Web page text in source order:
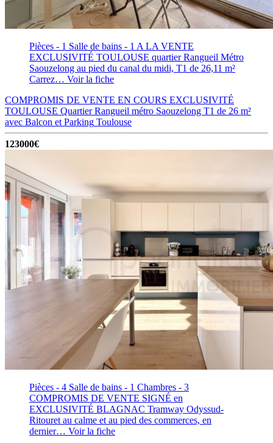
Pièces - 1 Salle de bains - 1 A LA VENTE
EXCLUSIVITÉ TOULOUSE quartier Rangueil Métro
Saouzelong au pied du canal du midi, T1 de 26,11 m²
Carrez… Voir la fiche
COMPROMIS DE VENTE EN COURS EXCLUSIVITÉ
TOULOUSE Quartier Rangueil métro Saouzelong T1 de 26 m²
avec Balcon et Parking Toulouse
123000€
Pièces - 4 Salle de bains - 1 Chambres - 3
COMPROMIS DE VENTE SIGNÉ en
EXCLUSIVITÉ BLAGNAC Tramway Odyssud-
Ritouret au calme et au pied des commerces, en
dernier… Voir la fiche